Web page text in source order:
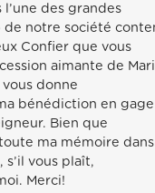
l’une des grandes
de notre société
Confier que vous
aimante de
donne
bénédiction en
Bien que
ma mémoire
s’il vous plaît,
Merci!